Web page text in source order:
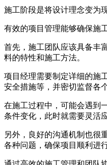
施工阶段是将设计理念变为
有效的项目管理能够确保施
首先，施工团队应该具备丰
料的特性和施工方法。
项目经理需要制定详细的施
安全措施等，并密切监督各
在施工过程中，可能会遇到
条件变化，此时就需要灵活
另外，良好的沟通机制也很
各种问题，确保项目顺利进行